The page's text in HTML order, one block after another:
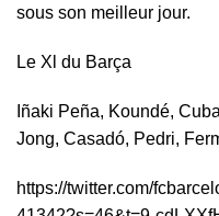
sous son meilleur jour.
Le Xl du Barça
Iñaki Peña, Koundé,
Jong, Casadó, Pedri,
https://twitter.com/